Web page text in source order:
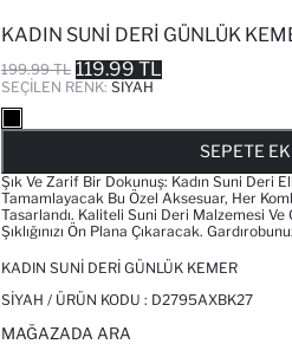
KADIN SUNI DERI GÜNLÜK
199.99 TL 119.99 TL
SEÇILEN RENK: SIYAH
SEPETE
Şık Ve Zarif Bir Dokunuş: Kadın Suni Deri
Tamamlayacak Bu Özel Aksesuar, Her
Tasarlandı. Kaliteli Suni Deri Malzemesi Ve
Şıklığınızı Ön Plana Çıkaracak.
KADIN SUNI DERI GÜNLÜK KEMER
SIYAH / ÜRÜN KODU : D2795AXBK27
MAĞAZADA ARA